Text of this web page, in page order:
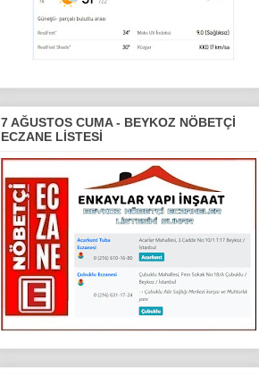
7 AĞUSTOS CUMA - BEYKOZ NÖBETÇİ
ECZANE LİSTESİ